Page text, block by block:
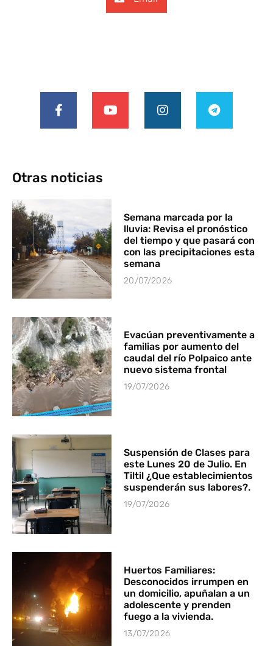
Otras noticias
Semana marcada por la
lluvia: Revisa el pronóstico
del tiempo y que pasará con
con las precipitaciones esta
semana
20/07/2026
Evacúan preventivamente a
familias por aumento del
caudal del río Polpaico ante
nuevo sistema frontal
19/07/2026
Suspensión de Clases para
este Lunes 20 de Julio. En
Tiltil ¿Que establecimientos
suspenderán sus labores?.
19/07/2026
Huertos Familiares:
Desconocidos irrumpen en
un domicilio, apuñalan a un
adolescente y prenden
fuego a la vivienda.
13/07/2026